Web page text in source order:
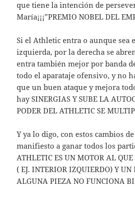
que tiene la intención de
María¡¡¡”PREMIO NOBEL DEL
Si el Athletic entra o aunque sea
izquierda, por la derecha se
entra también mejor por banda
todo el aparataje ofensivo, y no
que un buen ataque y mejora
hay SINERGIAS Y SUBE LA
PODER DEL ATHLETIC SE
Y ya lo digo, con estos cambios
manifiesto a ganar todos los
ATHLETIC ES UN MOTOR AL
( EJ. INTERIOR IZQUIERDO) Y UN
ALGUNA PIEZA NO FUNCIONA